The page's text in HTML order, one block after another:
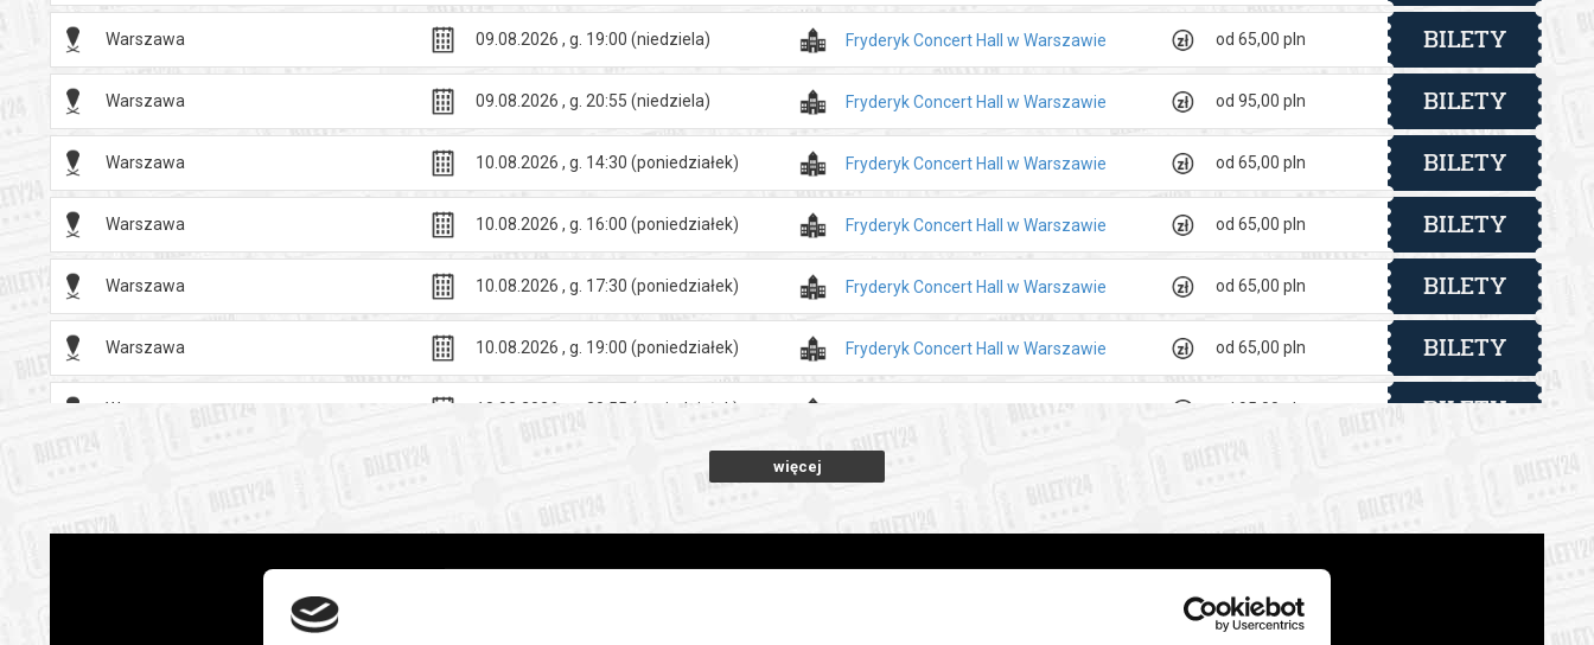
Warszawa 09.08.2026 , g. 19:00 (niedziela) Fryderyk Concert Hall w Warszawie od 65,00 pln BILETY
Warszawa 09.08.2026 , g. 20:55 (niedziela) Fryderyk Concert Hall w Warszawie od 95,00 pln BILETY
Warszawa 10.08.2026 , g. 14:30 (poniedziałek) Fryderyk Concert Hall w Warszawie od 65,00 pln BILETY
Warszawa 10.08.2026 , g. 16:00 (poniedziałek) Fryderyk Concert Hall w Warszawie od 65,00 pln BILETY
Warszawa 10.08.2026 , g. 17:30 (poniedziałek) Fryderyk Concert Hall w Warszawie od 65,00 pln BILETY
Warszawa 10.08.2026 , g. 19:00 (poniedziałek) Fryderyk Concert Hall w Warszawie od 65,00 pln BILETY
Warszawa 10.08.2026 , g. 20:55 (poniedziałek) od 95,00 pln BILETY
11.08.2026 , g. 14:30 od 65,00 pln
Warszawa 11.08.2026 , g. 16:00(wtorek) Fryderyk Concert Hall w Warszawie od 65,00 pln BILETY
od 65,00 pln
więcej